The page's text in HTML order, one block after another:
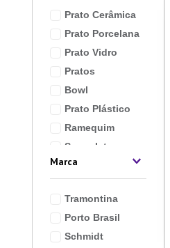
Prato Cerâmica
Prato Porcelana
Prato Vidro
Pratos
Bowl
Prato Plástico
Ramequim
Sousplat
Travessas e
Bowls
Marca
Tramontina
Porto Brasil
Schmidt